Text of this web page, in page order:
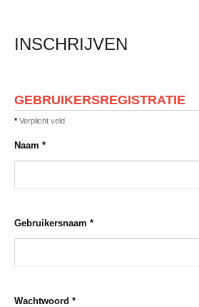
INSCHRIJVEN
GEBRUIKERSREGISTRATIE
*Verplicht veld
Naam *
Gebruikersnaam *
Wachtwoord *